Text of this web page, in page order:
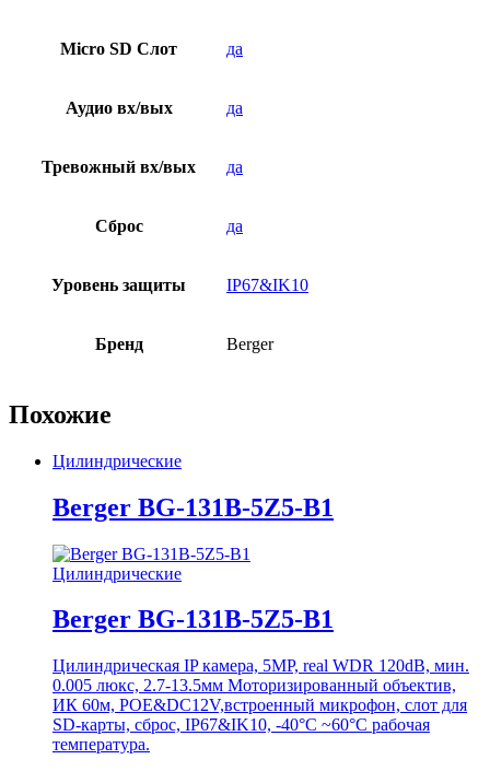
Micro SD Слот да
Аудио вх/вых да
Тревожный вх/вых да
Сброс да
Уровень защиты IP67&IK10
Бренд Berger
Похожие
Цилиндрические
Berger BG-131B-5Z5-B1
Цилиндрические
Berger BG-131B-5Z5-B1
Цилиндрическая IP камера, 5MP, real WDR 120dB, мин.
0.005 люкс, 2.7-13.5мм Моторизированный объектив,
ИК 60м, POE&DC12V,встроенный микрофон, слот для
SD-карты, сброс, IP67&IK10, -40°C ~60°C рабочая
температура.